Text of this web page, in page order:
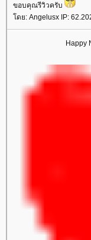
ขอบคุณรีวิวครับ
ดย: Angelusx IP:
Happy New Yearค่ะ